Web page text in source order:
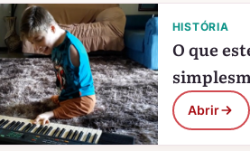
HISTÓRIA
O que
Abrir